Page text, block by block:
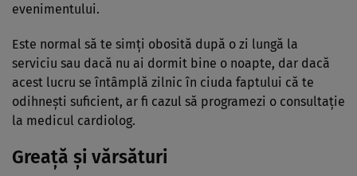
evenimentului.
Este normal să te simți obosită după o zi lungă la
serviciu sau dacă nu ai dormit bine o noapte, dar dacă
acest lucru se întâmplă zilnic în ciuda faptului că te
odihnești suficient, ar fi cazul să programezi o consultație
la medicul cardiolog.
Greață și vărsături